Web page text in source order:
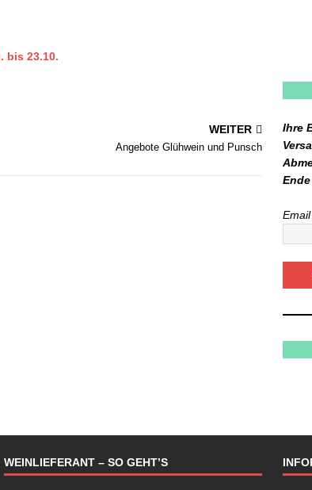
bis 23.10.
WEITER
Angebote Glühwein und Punsch
Ihre
WEINLIEFERANT – SO GEHT’S